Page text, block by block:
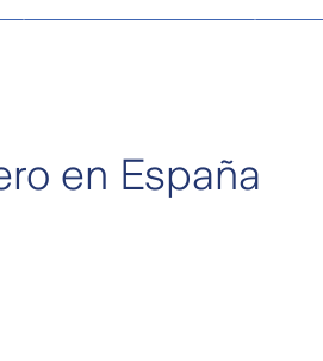
en España